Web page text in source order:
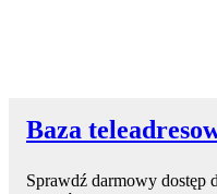
Baza
Sprawdź darmowy dostęp